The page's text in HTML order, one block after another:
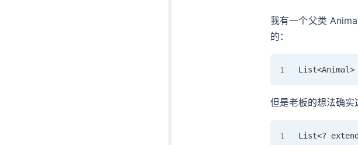
我有一个父类
的：
但是老板的想法确实